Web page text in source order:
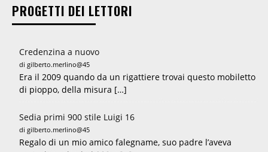
PROGETTI DEI LETTORI
Credenzina a nuovo
di gilberto.merlino@45
Era il 2009 quando da un rigattiere trovai questo mobiletto
di pioppo, della misura […]
Sedia primi 900 stile Luigi 16
di gilberto.merlino@45
Regalo di un mio amico falegname, suo padre l’aveva